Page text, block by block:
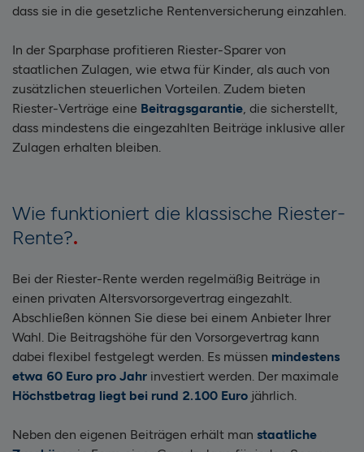
dass sie in die gesetzliche Rentenversicherung einzahlen.
In der Sparphase profitieren Riester-Sparer von
staatlichen Zulagen, wie etwa für Kinder, als auch von
zusätzlichen steuerlichen Vorteilen. Zudem bieten
Riester-Verträge eine Beitragsgarantie , die sicherstellt,
dass mindestens die eingezahlten Beiträge inklusive aller
Zulagen erhalten bleiben.
Wie funktioniert die klassische Riester-
Rente?
Bei der Riester-Rente werden regelmäßig Beiträge in
einen privaten Altersvorsorgevertrag eingezahlt.
Abschließen können Sie diese bei einem Anbieter Ihrer
Wahl. Die Beitragshöhe für den Vorsorgevertrag kann
dabei flexibel festgelegt werden. Es müssen mindestens
etwa 60 Euro pro Jahr investiert werden. Der maximale
Höchstbetrag liegt bei rund 2.100 Euro jährlich.
Neben den eigenen Beiträgen erhält man staatliche